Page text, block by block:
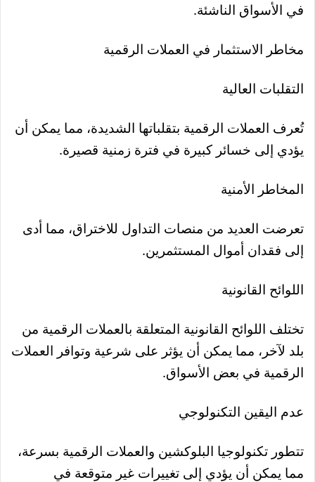
في الأسواق الناشئة.
مخاطر الاستثمار في العملات الرقمية
التقلبات العالية
تُعرف العملات الرقمية بتقلباتها الشديدة، مما يمكن أن
يؤدي إلى خسائر كبيرة في فترة زمنية قصيرة.
المخاطر الأمنية
تعرضت العديد من منصات التداول للاختراق، مما أدى
إلى فقدان أموال المستثمرين.
اللوائح القانونية
تختلف اللوائح القانونية المتعلقة بالعملات الرقمية من
بلد لآخر، مما يمكن أن يؤثر على شرعية وتوافر العملات
الرقمية في بعض الأسواق.
عدم اليقين التكنولوجي
تتطور تكنولوجيا البلوكشين والعملات الرقمية بسرعة،
مما يمكن أن يؤدي إلى تغييرات غير متوقعة في